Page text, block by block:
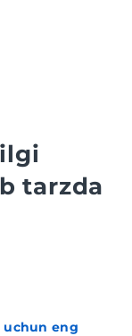
tarzda
uchun eng